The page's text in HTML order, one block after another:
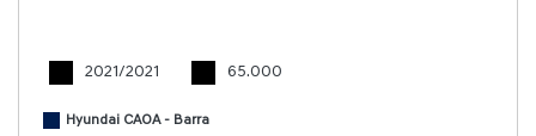
2021/2021 65.000
Hyundai CAOA - Barra